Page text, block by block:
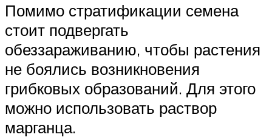
Помимо стратификации семена
стоит подвергать
обеззараживанию, чтобы растения
не боялись возникновения
грибковых образований. Для этого
можно использовать раствор
марганца.